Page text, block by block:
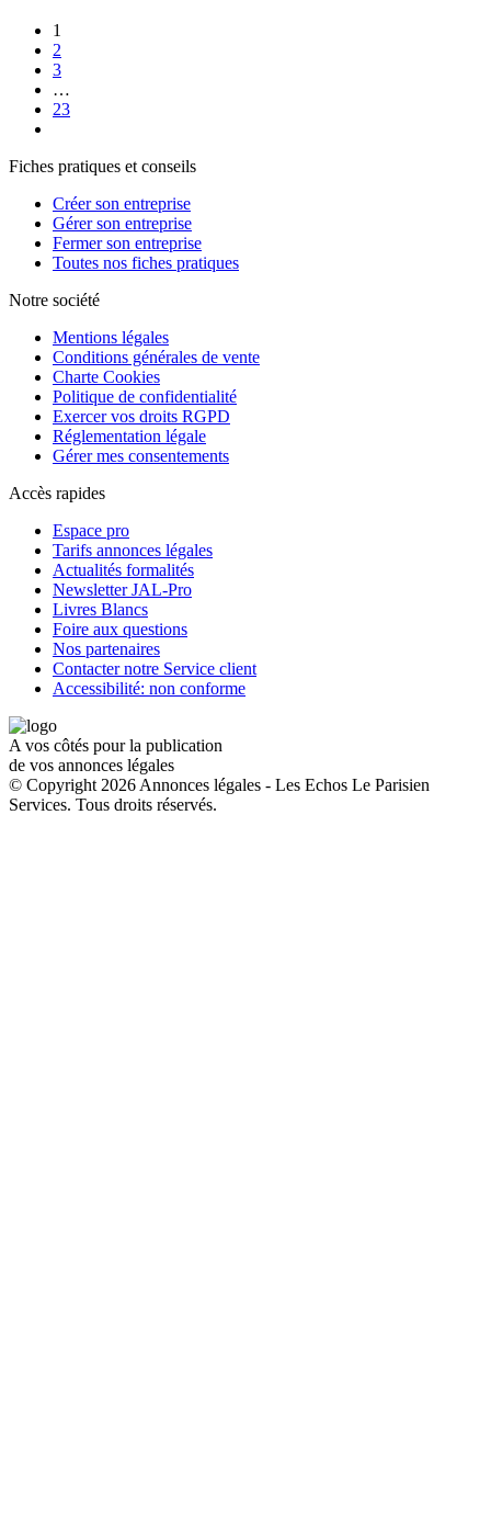
1
2
3
…
23
Fiches pratiques et conseils
Créer son entreprise
Gérer son entreprise
Fermer son entreprise
Toutes nos fiches pratiques
Notre société
Mentions légales
Conditions générales de vente
Charte Cookies
Politique de confidentialité
Exercer vos droits RGPD
Réglementation légale
Gérer mes consentements
Accès rapides
Espace pro
Tarifs annonces légales
Actualités formalités
Newsletter JAL-Pro
Livres Blancs
Foire aux questions
Nos partenaires
Contacter notre Service client
Accessibilité: non conforme
A vos côtés pour la publication
de vos annonces légales
© Copyright 2026 Annonces légales - Les Echos Le Parisien
Services. Tous droits réservés.